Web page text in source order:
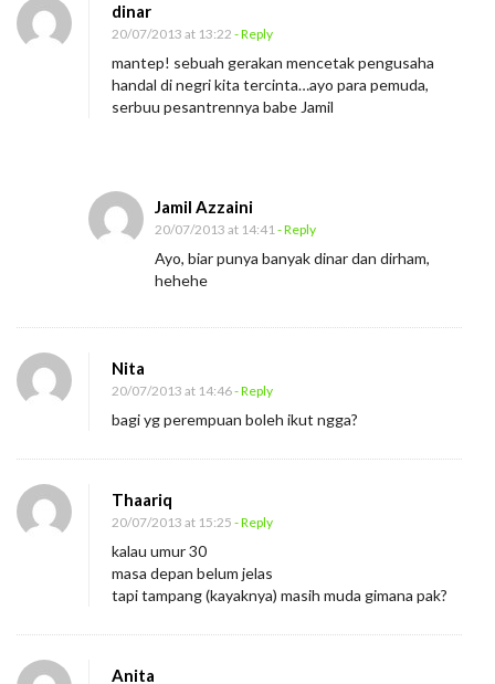
e
n
g
u
dinar
20/07/2013 at 13:22 - Reply
mantep! sebuah gerakan mencetak pengusaha
handal di negri kita tercinta…ayo para pemuda,
serbuu pesantrennya babe Jamil
Jamil Azzaini
20/07/2013 at 14:41- Reply
Ayo, biar punya banyak dinar dan dirham,
hehehe
Nita
20/07/2013 at 14:46- Reply
bagi yg perempuan boleh ikut ngga?
Thaariq
20/07/2013 at 15:25 - Reply
kalau umur 30
masa depan belum jelas
tapi tampang (kayaknya) masih muda gimana pak?
Anita